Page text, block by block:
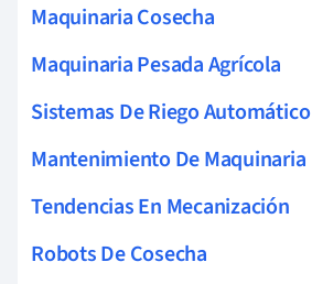
Maquinaria Cosecha
Maquinaria Pesada Agrícola
Sistemas De Riego Automático
Mantenimiento De Maquinaria
Tendencias En Mecanización
Robots De Cosecha